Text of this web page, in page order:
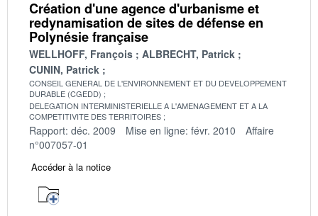
Création d'une agence d'urbanisme et
redynamisation de sites de défense en
Polynésie française
WELLHOFF, François
ALBRECHT, Patrick
CUNIN, Patrick
CONSEIL GENERAL DE L'ENVIRONNEMENT ET DU DEVELOPPEMENT
DURABLE (CGEDD)
DELEGATION INTERMINISTERIELLE A L'AMENAGEMENT ET A LA
COMPETITIVITE DES TERRITOIRES
Rapport: déc. 2009 Mise en ligne: févr. 2010
Affaire
n°007057-01
Accéder à la notice